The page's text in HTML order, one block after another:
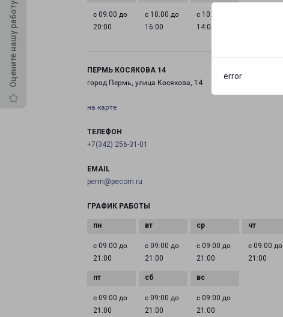
error
Оцените нашу работу
с 09:00 до
20:00
с 10:00 до
16:00
с 10:00 до
14:00
ПЕРМЬ КОСЯКОВА 14
город Пермь, улица Косякова, 14
на карте
ТЕЛЕФОН
+7(342) 256-31-01
EMAIL
perm@pecom.ru
ГРАФИК РАБОТЫ
с 09:00 до
21:00
с 09:00 до
21:00
с 09:00 до
21:00
с 09:00 до
21:00
с 09:00 до
21:00
с 09:00 до
21:00
с 09:00 до
21:00